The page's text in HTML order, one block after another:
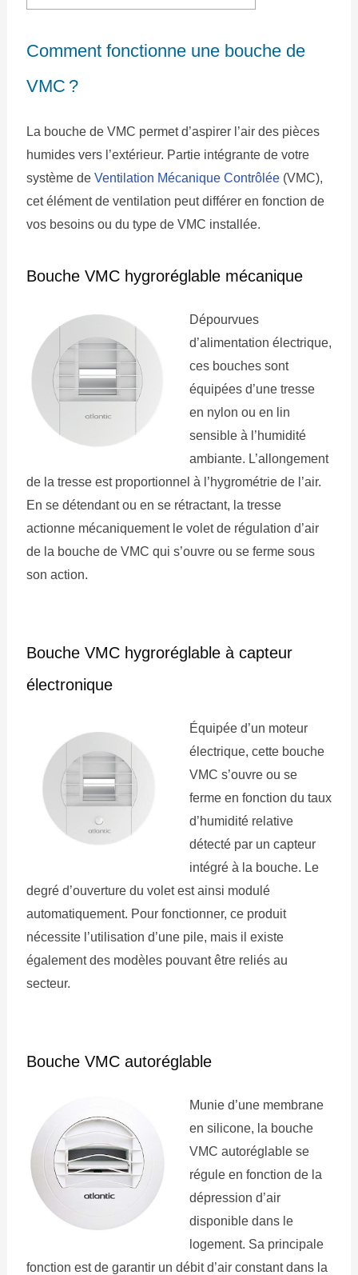
Comment fonctionne une bouche de
VMC ?
La bouche de VMC permet d’aspirer l’air des pièces
humides vers l’extérieur. Partie intégrante de votre
système de Ventilation Mécanique Contrôlée(VMC),
cet élément de ventilation peut différer en fonction de
vos besoins ou du type de VMC installée.
Bouche VMC hygroréglable mécanique
Dépourvues
d’alimentation électrique,
ces bouches sont
équipées d’une tresse
en nylon ou en lin
sensible à l’humidité
ambiante. L’allongement
de la tresse est proportionnel à l’hygrométrie de l’air.
En se détendant ou en se rétractant, la tresse
actionne mécaniquement le volet de régulation d’air
de la bouche de VMC qui s’ouvre ou se ferme sous
son action.
Bouche VMC hygroréglable à capteur
électronique
Équipée d’un moteur
électrique, cette bouche
VMC s’ouvre ou se
ferme en fonction du taux
d’humidité relative
détecté par un capteur
intégré à la bouche. Le
degré d’ouverture du volet est ainsi modulé
automatiquement. Pour fonctionner, ce produit
nécessite l’utilisation d’une pile, mais il existe
également des modèles pouvant être reliés au
secteur.
Bouche VMC autoréglable
Munie d’une membrane
en silicone, la bouche
VMC autoréglable se
régule en fonction de la
dépression d’air
disponible dans le
logement. Sa principale
fonction est de garantir un débit d’air constant dans la